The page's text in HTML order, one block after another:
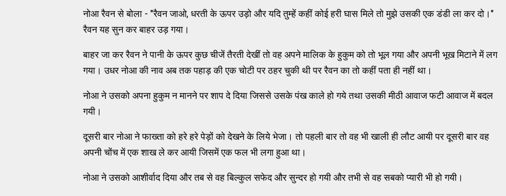
नोआ रैवन से बोला - "रैवन जाओ, धरती के ऊपर उड़ो और यदि तुम्हें कहीं कोई हरी घास मिले तो मुझे उसकी एक डंडी ला कर दो।"
रैवन यह सुन कर बाहर उड़ गया।
बाहर जा कर रैवन ने पानी के ऊपर कुछ चीजें तैरती देखीं तो वह अपने मालिक के हुकुम को तो भूल गया और अपनी भूख मिटाने में लग
गया। उधर नोआ की नाव अब तक पहाड़ की एक चोटी पर ठहर चुकी थी पर रैवन का तो कहीं पता ही नहीं था।
नोआ ने उसको अपना हुकुम न मानने पर शाप दे दिया जिससे उसके पंख काले हो गये तथा उसकी मीठी आवाज फटी आवाज में बदल
गयी।
दूसरी बार नोआ ने फाख्ता को हरे हरे पेड़ों को देखने के लिये भेजा। तो पहली बार तो वह भी खाली ही लौट आयी पर दूसरी बार वह
अपनी चोंच में एक शाख ले कर आयी जिसमें एक फल भी लगा हुआ था।
नोआ ने उसको आशीर्वाद दिया और तब से वह बिल्कुल सफेद और सुन्दर हो गयी और तभी से वह सबको प्यारी भी हो गयी।